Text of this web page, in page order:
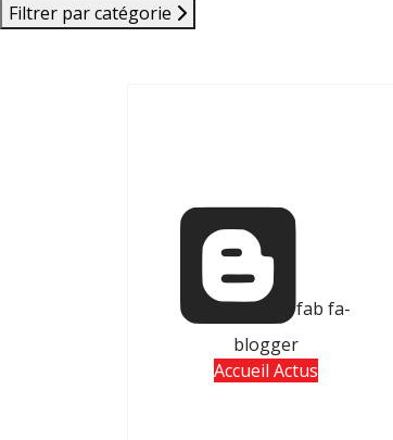
Filtrer par catégorie
fab fa-
blogger
Accueil Actus